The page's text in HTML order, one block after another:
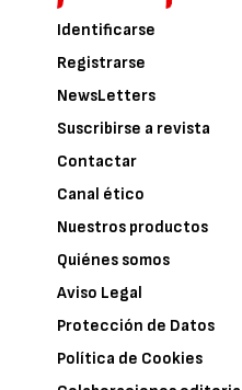
Identificarse
Registrarse
NewsLetters
Suscribirse a revista
Contactar
Canal ético
Nuestros productos
Quiénes somos
Aviso Legal
Protección de Datos
Política de Cookies